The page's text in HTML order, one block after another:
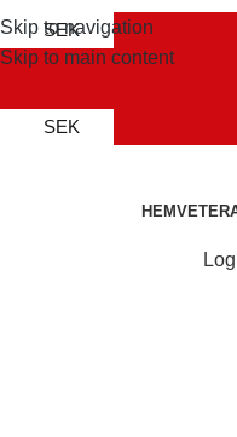
Skip to navigation
Skip to main content
SEK
SEK
HEM